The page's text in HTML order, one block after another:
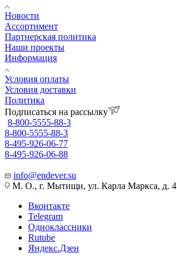
Новости
Ассортимент
Партнерская политика
Наши проекты
Информация
Условия оплаты
Условия доставки
Политика
Подписаться на рассылку
8-800-5555-88-3
8-800-5555-88-3
8-495-926-06-77
8-495-926-06-88
info@endever.su
М. О., г. Мытищи, ул. Карла Маркса, д. 4
Вконтакте
Telegram
Одноклассники
Rutube
Яндекс.Дзен